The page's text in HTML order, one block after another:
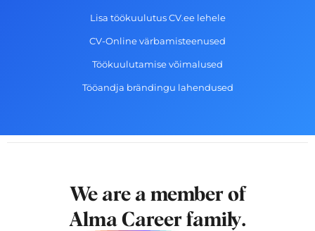
Lisa töökuulutus CV.ee lehele
CV-Online värbamisteenused
Töökuulutamise võimalused
Tööandja brändingu lahendused
We are a member of
Alma Career family.